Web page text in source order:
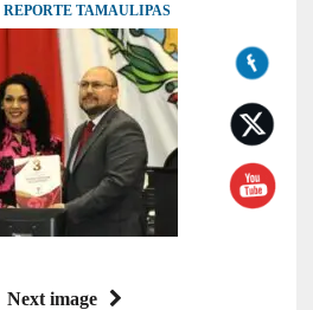
TAMAULIPAS
Next image